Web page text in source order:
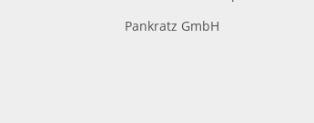
Pankratz GmbH